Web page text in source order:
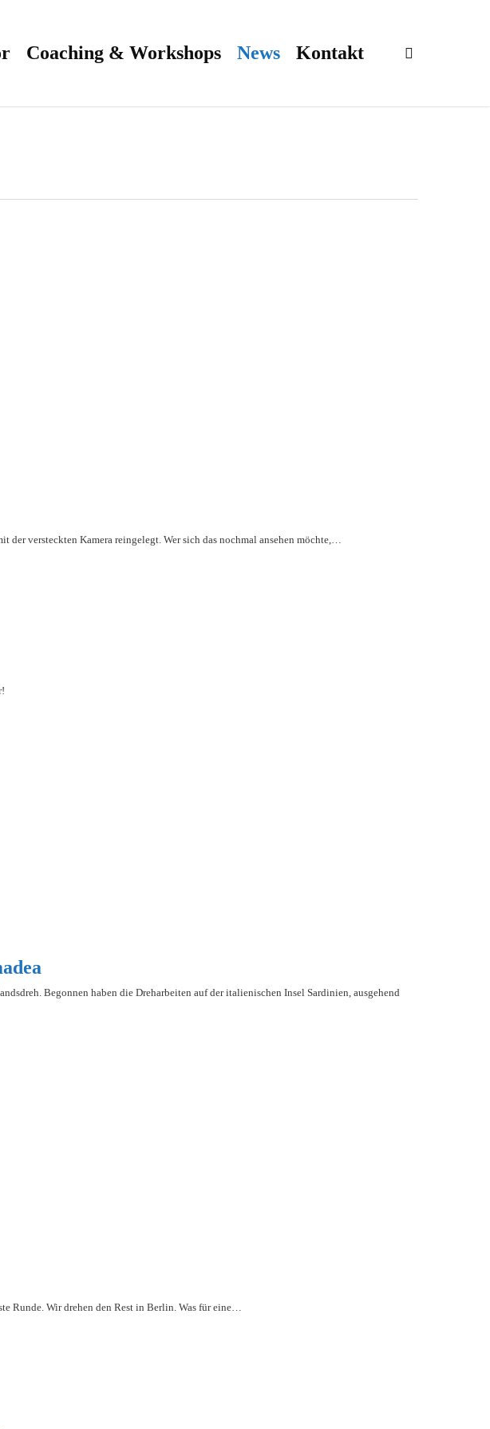
Coaching & Workshops News Kontakt
der versteckten Kamera reingelegt. Wer sich das nochmal ansehen möchte,…
Begonnen haben die Dreharbeiten auf der italienischen Insel Sardinien, ausgehend
Runde. Wir drehen den Rest in Berlin. Was für eine…